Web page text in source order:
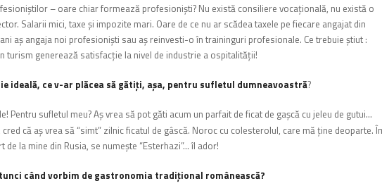
– oare chiar formează profesionişti? Nu există consiliere vocaţională, nu există o
Salarii mici, taxe şi impozite mari. Oare de ce nu ar scădea taxele pe fiecare angajat din
aş angaja noi profesionişti sau aş reinvesti-o în traininguri profesionale. Ce trebuie ştiut :
turism generează satisfacţie la nivel de industrie a ospitalităţii!
ideală, ce v-ar plăcea să gătiţi, aşa, pentru sufletul dumneavoastră?
Pentru sufletul meu? Aş vrea să pot găti acum un parfait de ficat de gaşcă cu jeleu de gutui…
că aş vrea să “simt” zilnic ficatul de gâscă. Noroc cu colesterolul, care mă ţine deoparte.
la mine din Rusia, se numeşte “Esterhazi”… îl ador!
când vorbim de gastronomia tradiţional românească?